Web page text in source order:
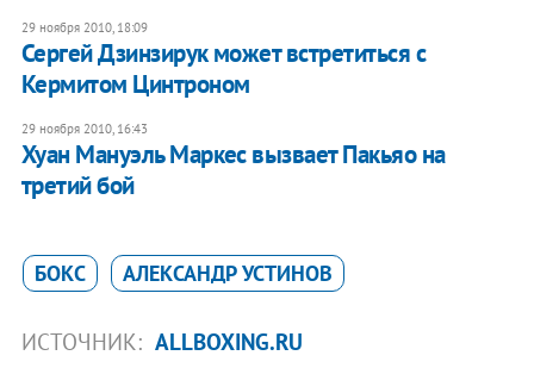
29 ноября 2010, 18:09
Сергей Дзинзирук может встретиться с
Кермитом Цинтроном
29 ноября 2010, 16:43
Хуан Мануэль Маркес вызвает Пакьяо на
третий бой
БОКС АЛЕКСАНДР УСТИНОВ
ИСТОЧНИК: ALLBOXING.RU